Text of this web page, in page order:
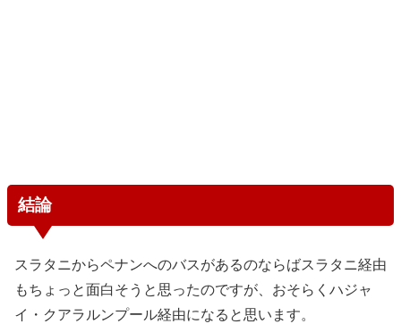
結論
スラタニからペナンへのバスがあるのならばスラタニ経由
もちょっと面白そうと思ったのですが、おそらくハジャ
イ・クアラルンプール経由になると思います。